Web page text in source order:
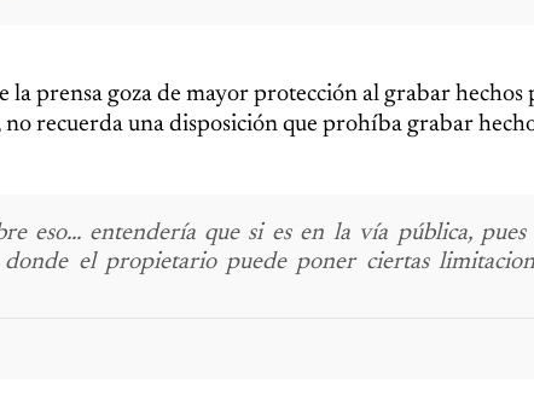
la prensa goza de mayor protección al grabar hechos
recuerda una disposición que prohíba grabar
eso... entendería que si es en la vía pública,
el propietario puede poner ciertas